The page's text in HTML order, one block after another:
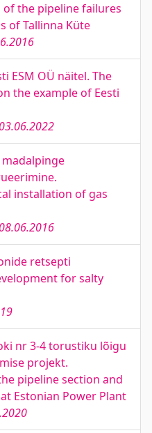
of the pipeline failures
of Tallinna Küte
ESM OÜ näitel. The
the example of Eesti
03.06.2022
installation of gas
08.06.2016
retsepti
for salty
nr 3-4 torustiku lõigu
projekt.
pipeline section and
Estonian Power Plant